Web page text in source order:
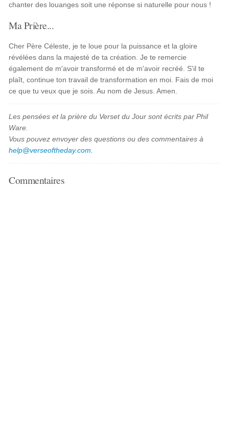
chanter des louanges soit une réponse si naturelle pour nous !
Ma Prière...
Cher Père Céleste, je te loue pour la puissance et la gloire
révélées dans la majesté de ta création. Je te remercie
également de m'avoir transformé et de m'avoir recréé. S'il te
plaît, continue ton travail de transformation en moi. Fais de moi
ce que tu veux que je sois. Au nom de Jesus. Amen.
Les pensées et la prière du Verset du Jour sont écrits par Phil
Ware.
Vous pouvez envoyer des questions ou des commentaires à
help@verseoftheday.com
Commentaires